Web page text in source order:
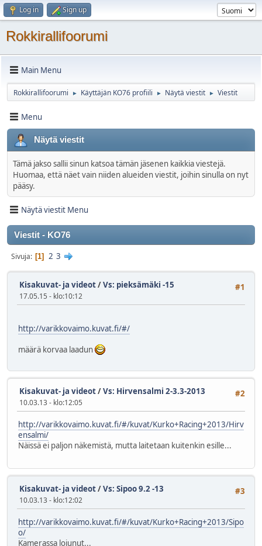
Log in Sign up
Rokkirallifoorumi
Main Menu
Rokkirallifoorumi ► Käyttäjän KO76 profiili ► Näytä viestit ► Viestit
Menu
Näytä viestit
Tämä jakso sallii sinun katsoa tämän jäsenen kaikkia viestejä.
Huomaa, että näet vain niiden alueiden viestit, joihin sinulla on nyt
pääsy.
Näytä viestit Menu
Viestit - KO76
Sivuja 1 2 3
#1
Kisakuvat- ja videot/Vs: pieksämäki -15
17.05.15 - klo:10:12
http://varikkovaimo.kuvat.fi/#/
määrä korvaa laadun
#2
Kisakuvat- ja videot/Vs: Hirvensalmi 2-3.3-2013
10.03.13 - klo:12:05
http://varikkovaimo.kuvat.fi/#/kuvat/Kurko+Racing+2013/Hirv
ensalmi/
Näissä ei paljon näkemistä, mutta laitetaan kuitenkin esille...
#3
Kisakuvat- ja videot/Vs: Sipoo 9.2 -13
10.03.13 - klo:12:02
http://varikkovaimo.kuvat.fi/#/kuvat/Kurko+Racing+2013/Sipo
o/
Kamerassa lojunut...